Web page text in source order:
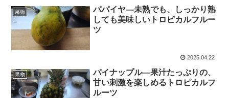
果物
パパイヤ―未熟でも、しっかり熟
しても美味しいトロピカルフルー
ツ
2025.04.22
果物
パイナップル―果汁たっぷりの、
甘い刺激を楽しめるトロピカルフ
ルーツ